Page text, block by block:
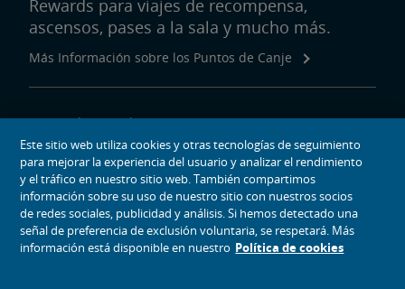
Rewards para viajes de recompensa,
ascensos, pases a la sala y mucho más.
Más Información sobre los Puntos de Canje
Acerca de Amtrak
Viajar con Nosotros
Herramientas del Sitio
Este sitio web utiliza cookies y otras tecnologías de seguimiento
para mejorar la experiencia del usuario y analizar el rendimiento
y el tráfico en nuestro sitio web. También compartimos
información sobre su uso de nuestro sitio con nuestros socios
de redes sociales, publicidad y análisis. Si hemos detectado una
señal de preferencia de exclusión voluntaria, se respetará. Más
información está disponible en nuestro Política de cookies